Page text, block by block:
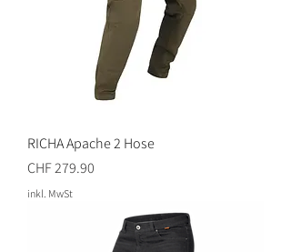
RICHA Apache 2 Hose
Preis
CHF 279.90
inkl. MwSt